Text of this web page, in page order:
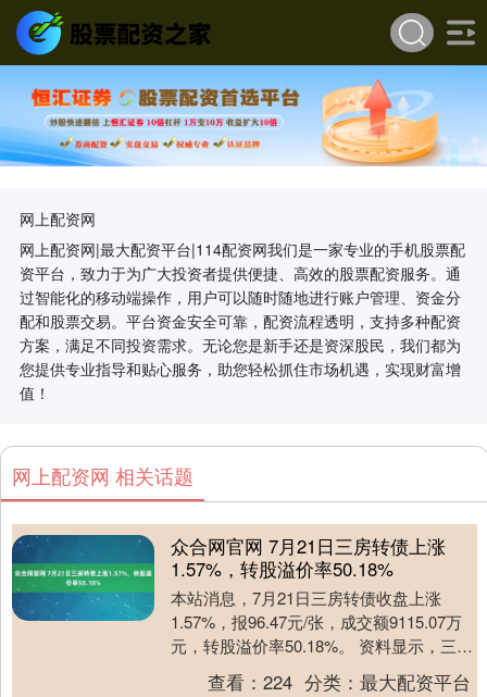
网上配资网
网上配资网|最大配资平台|114配资网我们是一家专业的手机股票配
资平台，致力于为广大投资者提供便捷、高效的股票配资服务。通
过智能化的移动端操作，用户可以随时随地进行账户管理、资金分
配和股票交易。平台资金安全可靠，配资流程透明，支持多种配资
方案，满足不同投资需求。无论您是新手还是资深股民，我们都为
您提供专业指导和贴心服务，助您轻松抓住市场机遇，实现财富增
值！
网上配资网 相关话题
众合网官网 7月21日三房转债上涨
1.57%，转股溢价率50.18%
本站消息，7月21日三房转债收盘上涨
1.57%，报96.47元/张，成交额9115.07万
元，转股溢价率50.18%。 资料显示，三房
转债信用级别为“A+”，债....
查看：224 分类：最大配资平台